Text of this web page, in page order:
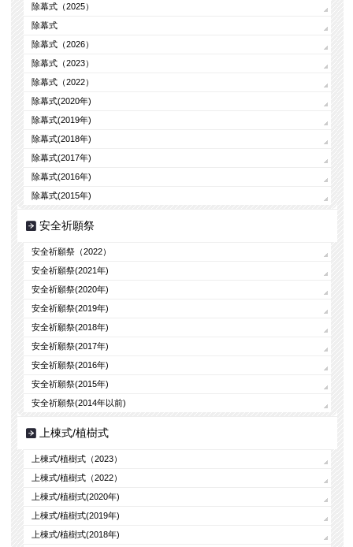
除幕式（2025）
除幕式
除幕式（2026）
除幕式（2023）
除幕式（2022）
除幕式(2020年)
除幕式(2019年)
除幕式(2018年)
除幕式(2017年)
除幕式(2016年)
除幕式(2015年)
安全祈願祭
安全祈願祭（2022）
安全祈願祭(2021年)
安全祈願祭(2020年)
安全祈願祭(2019年)
安全祈願祭(2018年)
安全祈願祭(2017年)
安全祈願祭(2016年)
安全祈願祭(2015年)
安全祈願祭(2014年以前)
上棟式/植樹式
上棟式/植樹式（2023）
上棟式/植樹式（2022）
上棟式/植樹式(2020年)
上棟式/植樹式(2019年)
上棟式/植樹式(2018年)